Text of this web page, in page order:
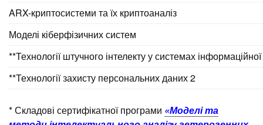
ARX-криптосистеми та їх криптоаналіз
Моделі кіберфізичних систем
**Технології штучного інтелекту у системах
**Технології захисту персональних даних 2
* Складові сертифікатної програми «Моделі та